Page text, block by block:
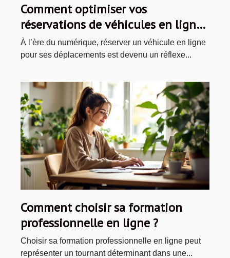
Comment optimiser vos
réservations de véhicules en ligne
pour vos voyages ?
À l’ère du numérique, réserver un véhicule en ligne
pour ses déplacements est devenu un réflexe...
Comment choisir sa formation
professionnelle en ligne ?
Choisir sa formation professionnelle en ligne peut
représenter un tournant déterminant dans une...